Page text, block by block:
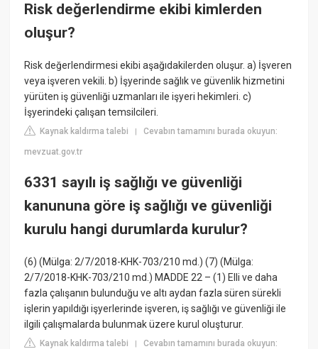
Risk değerlendirme ekibi kimlerden
oluşur?
Risk değerlendirmesi ekibi aşağıdakilerden oluşur. a) İşveren
veya işveren vekili. b) İşyerinde sağlık ve güvenlik hizmetini
yürüten iş güvenliği uzmanları ile işyeri hekimleri. c)
İşyerindeki çalışan temsilcileri.
Kaynak kaldırma talebi |Cevabın tamamını burada okuyun:
mevzuat.gov.tr
6331 sayılı iş sağlığı ve güvenliği
kanununa göre iş sağlığı ve güvenliği
kurulu hangi durumlarda kurulur?
(6) (Mülga: 2/7/2018-KHK-703/210 md.) (7) (Mülga:
2/7/2018-KHK-703/210 md.) MADDE 22 – (1) Elli ve daha
fazla çalışanın bulunduğu ve altı aydan fazla süren sürekli
işlerin yapıldığı işyerlerinde işveren, iş sağlığı ve güvenliği ile
ilgili çalışmalarda bulunmak üzere kurul oluşturur.
Kaynak kaldırma talebi |Cevabın tamamını burada okuyun: